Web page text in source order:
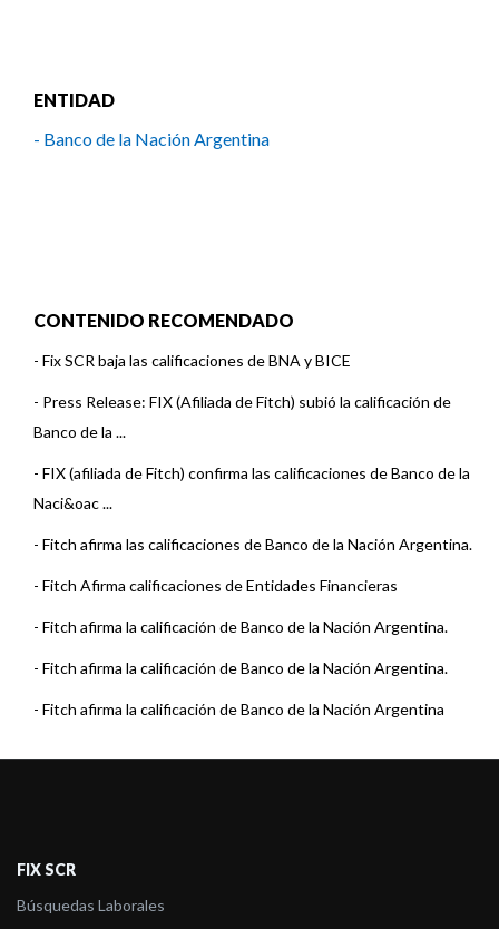
ENTIDAD
- Banco de la Nación Argentina
CONTENIDO RECOMENDADO
- Fix SCR baja las calificaciones de BNA y BICE
- Press Release: FIX (Afiliada de Fitch) subió la calificación de
Banco de la ...
- FIX (afiliada de Fitch) confirma las calificaciones de Banco de la
Naci&oac ...
- Fitch afirma las calificaciones de Banco de la Nación Argentina.
- Fitch Afirma calificaciones de Entidades Financieras
- Fitch afirma la calificación de Banco de la Nación Argentina.
- Fitch afirma la calificación de Banco de la Nación Argentina.
- Fitch afirma la calificación de Banco de la Nación Argentina
- Fitch afirma la calificación de Banco de la Nación Argentina
-Fitch confirma la calificación de Banco de la Nación Argentin ...
FIX SCR
Búsquedas Laborales